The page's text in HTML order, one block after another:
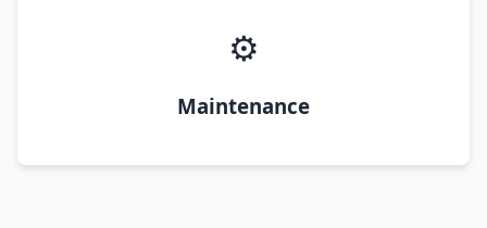
⚙️
Maintenance